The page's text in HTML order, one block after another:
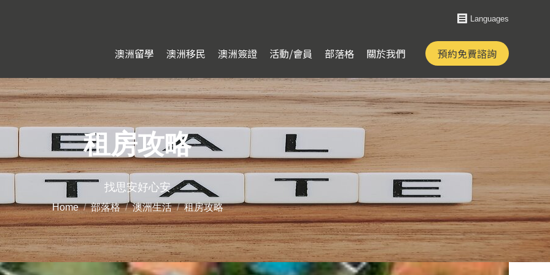
Languages
澳洲留學 澳洲移民 澳洲簽證 活動/會員 部落格 關於我們 預約免費諮詢
租房攻略
找思安好心安
You are here:
Home 部落格 澳洲生活 租房攻略